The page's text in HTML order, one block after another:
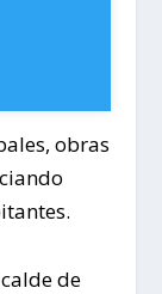
obras
de